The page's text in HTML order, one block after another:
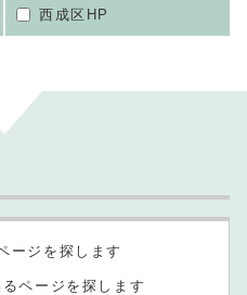
西成区HP
ージを探します
るページを探します